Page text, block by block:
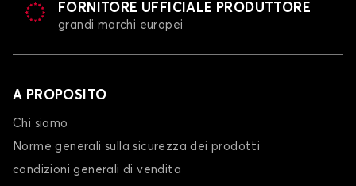
FORNITORE UFFICIALE PRODUTTORE
grandi marchi europei
A PROPOSITO
Chi siamo
Norme generali sulla sicurezza dei prodotti
condizioni generali di vendita